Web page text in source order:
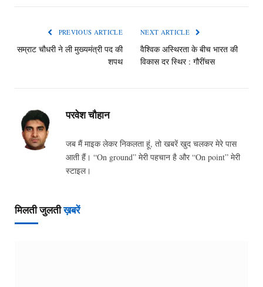
PREVIOUS ARTICLE
सम्राट चौधरी ने ली मुख्यमंत्री पद की
शपथ
NEXT ARTICLE
वैश्विक अस्थिरता के बीच भारत की
विकास दर स्थिर : गौरींचस
परवेश चौहान
जब मैं माइक लेकर निकलता हूं, तो खबरें खुद चलकर मेरे पास
आती हैं। “On ground” मेरी पहचान है और “On point” मेरी
स्टाइल।
मिलती जुलतीख़बरें